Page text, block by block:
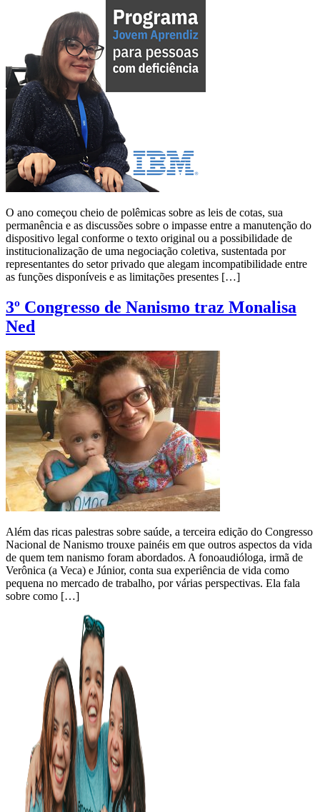
O ano começou cheio de polêmicas sobre as leis de cotas, sua
permanência e as discussões sobre o impasse entre a manutenção do
dispositivo legal conforme o texto original ou a possibilidade de
institucionalização de uma negociação coletiva, sustentada por
representantes do setor privado que alegam incompatibilidade entre
as funções disponíveis e as limitações presentes […]
3º Congresso de Nanismo traz Monalisa
Ned
Além das ricas palestras sobre saúde, a terceira edição do Congresso
Nacional de Nanismo trouxe painéis em que outros aspectos da vida
de quem tem nanismo foram abordados. A fonoaudióloga, irmã de
Verônica (a Veca) e Júnior, conta sua experiência de vida como
pequena no mercado de trabalho, por várias perspectivas. Ela fala
sobre como […]